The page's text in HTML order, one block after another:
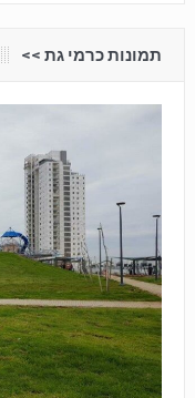
תמונות כרמי גת <<